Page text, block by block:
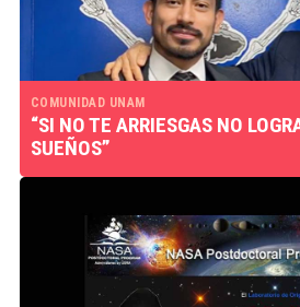
COMUNIDAD UNAM
“SI NO TE ARRIESGAS NO
SUEÑOS”